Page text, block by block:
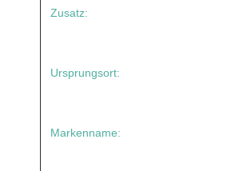
Zusatz:
Ursprungsort:
Markenname: